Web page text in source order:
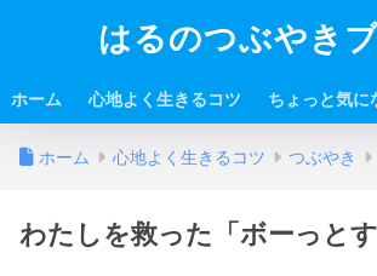
はるのつぶやき
ホーム 心地よく生きるコツ ちょっと気に
ホーム 心地よく生きるコツ つぶやき
わたしを救った「ボーっとす